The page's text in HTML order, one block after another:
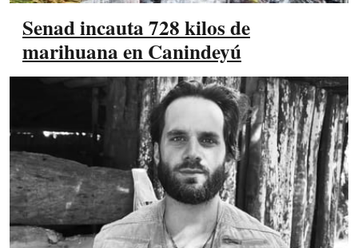
Senad incauta 728 kilos de
marihuana en Canindeyú